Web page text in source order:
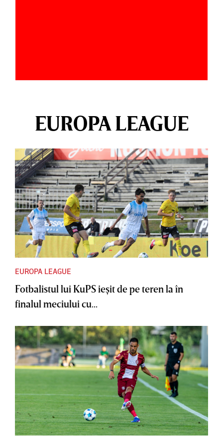
EUROPA LEAGUE
EUROPA LEAGUE
Fotbalistul lui KuPS ieşit de pe teren la în
finalul meciului cu...